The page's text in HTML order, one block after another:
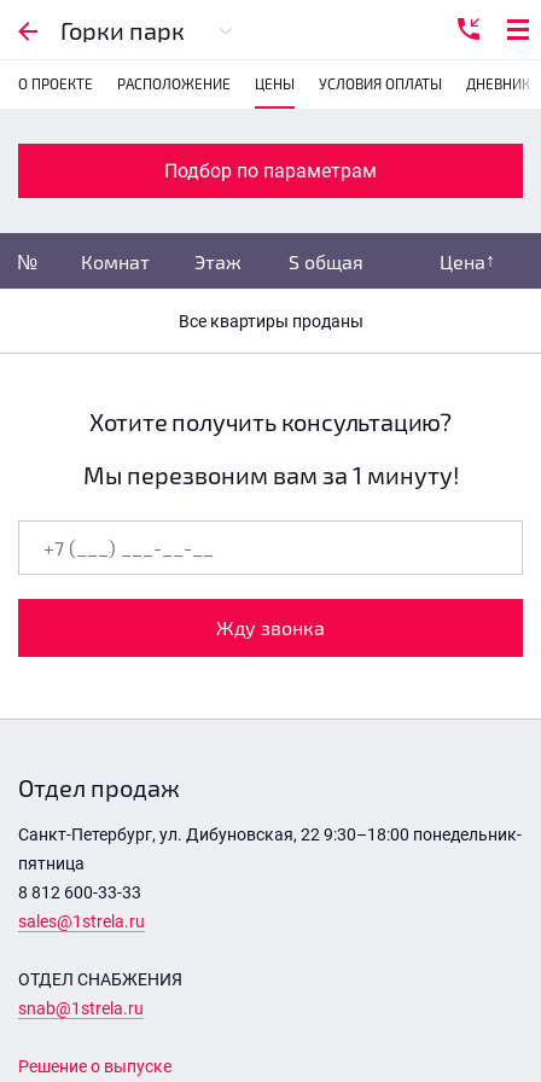
Горки парк
О ПРОЕКТЕ РАСПОЛОЖЕНИЕ ЦЕНЫ УСЛОВИЯ ОПЛАТЫ ДНЕВНИК
Подбор по параметрам
№ Комнат Этаж S общая Цена
Все квартиры проданы
Подбор по параметрам
1
Убрать переуступки
S общая не указана
все этажи
Хотите получить консультацию?
Мы перезвоним вам за 1 минуту!
Жду звонка
Отдел продаж
Санкт-Петербург, ул. Дибуновская, 22 9:30–18:00 понедельник-
пятница
8 812 600-33-33
sales@1strela.ru
ОТДЕЛ СНАБЖЕНИЯ
snab@1strela.ru
Решение о выпуске